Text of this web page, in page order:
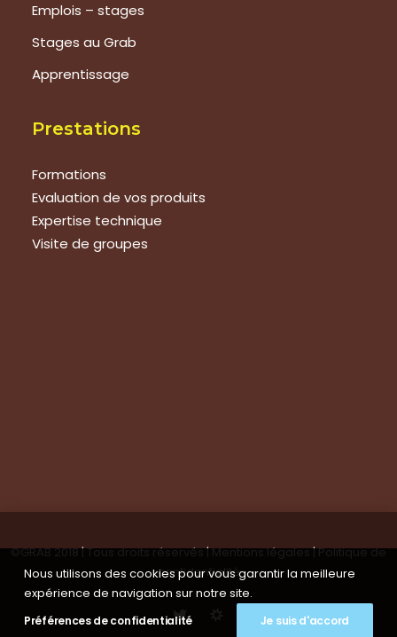
Emplois – stages
Stages au Grab
Apprentissage
Prestations
Formations
Evaluation de vos produits
Expertise technique
Visite de groupes
©GRAB 2018 | Tous droits réservés |Mentions légales|Politique de
confidentialité
Nous utilisons des cookies pour vous garantir la meilleure
expérience de navigation sur notre site.
Préférences de confidentialité Je suis d'accord